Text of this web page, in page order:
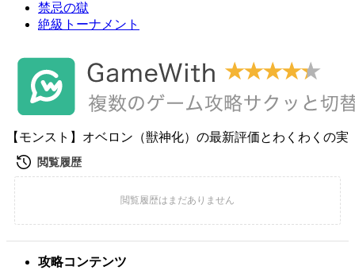
禁忌の獄
絶級トーナメント
【モンスト】オベロン（獣神化）の最新評価とわくわくの実
攻略コンテンツ